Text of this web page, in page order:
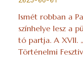
Ismét robban a
színhelye lesz a
tó partja. A XVII.
Történelmi